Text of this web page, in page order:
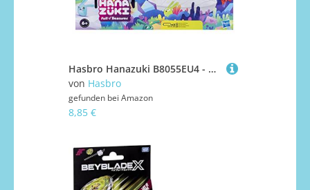
Hasbro Hanazuki B8055EU4 - Moodlight Garten, Spielset, Sammelschätze
von Hasbro
gefunden bei Amazon
8,85 €